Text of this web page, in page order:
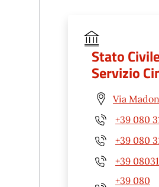
Stato
Servizio
Via
+39 080
+39 080
+39
+39 080